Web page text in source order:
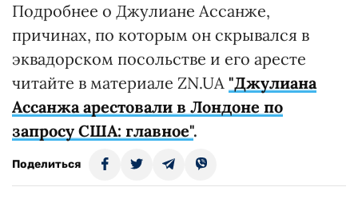
Подробнее о Джулиане Ассанже,
причинах, по которым он скрывался в
эквадорском посольстве и его аресте
читайте в материале ZN.UA "Джулиана
Ассанжа арестовали в Лондоне по
запросу США: главное".
Поделиться